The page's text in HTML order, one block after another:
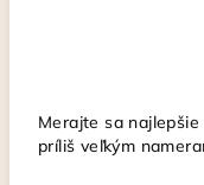
Merajte sa
príliš veľkým